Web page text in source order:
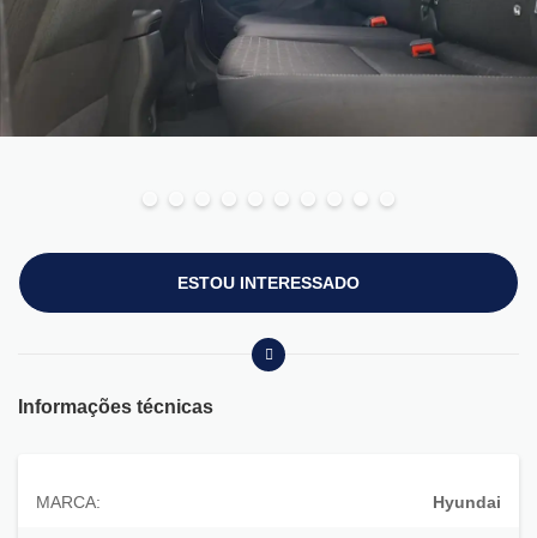
ESTOU INTERESSADO
Informações técnicas
MARCA: Hyundai